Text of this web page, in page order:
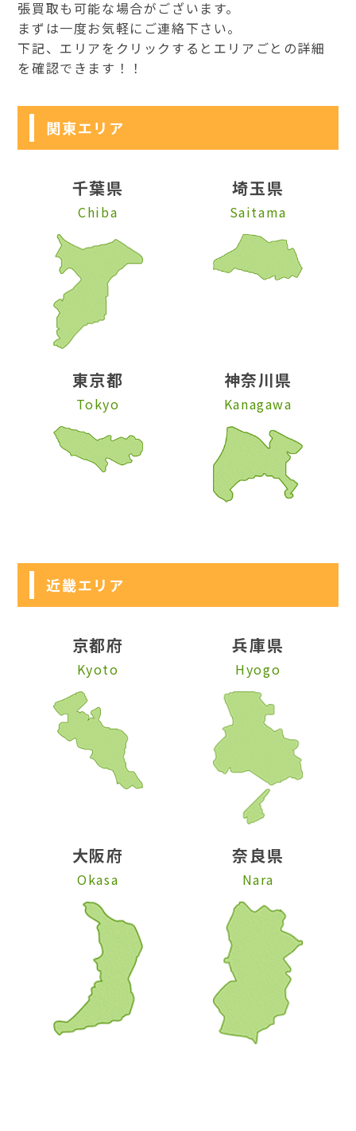
張買取も可能な場合がございます。
まずは一度お気軽にご連絡下さい。
下記、エリアをクリックするとエリアごとの詳細
を確認できます！！
関東エリア
千葉県
Chiba
埼玉県
Saitama
東京都
Tokyo
神奈川県
Kanagawa
近畿エリア
京都府
Kyoto
兵庫県
Hyogo
大阪府
Okasa
奈良県
Nara